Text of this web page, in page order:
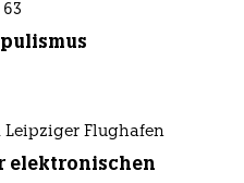
Flughafen
elektronischen